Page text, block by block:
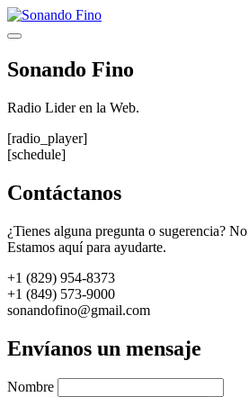
Saltar
al
Menú
Sonando Fino
Radio Lider en la Web.
[radio_player]
[schedule]
Contáctanos
¿Tienes alguna pregunta o sugerencia?
Estamos aquí para ayudarte.
+1 (829) 954-8373
+1 (849) 573-9000
sonandofino@gmail.com
Envíanos un mensaje
Nombre